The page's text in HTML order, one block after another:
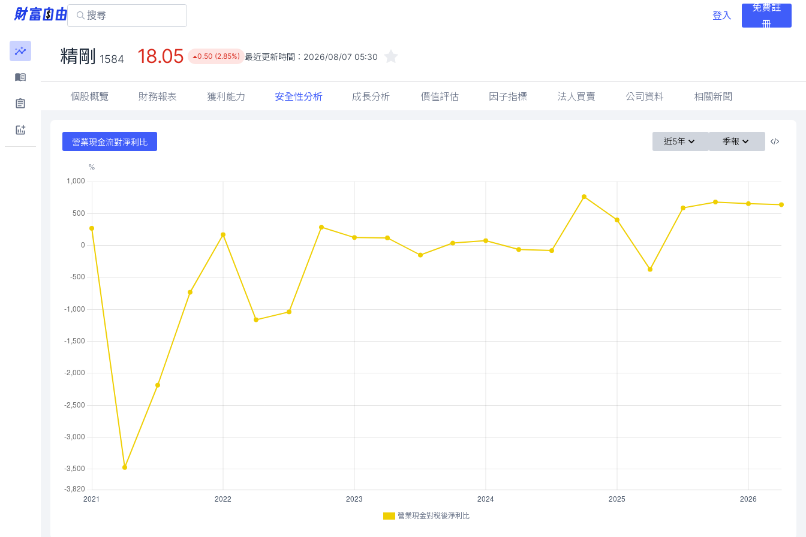
登入
免費註
冊
精剛 1584 18.05 0.50 (2.85%) 最近更新時間： 2026/08/07 05:30
個股概覽 財務報表 獲利能力 安全性分析 成長分析 價值評估 因子指標 法人買賣 公司資料 相關新聞
營業現金流對淨利比 近5年 季報
營業現金對稅後淨利比